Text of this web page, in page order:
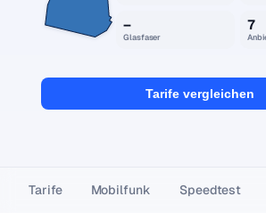
–
Glasfaser
7
Tarife vergleichen
Tarife Mobilfunk Speedtest